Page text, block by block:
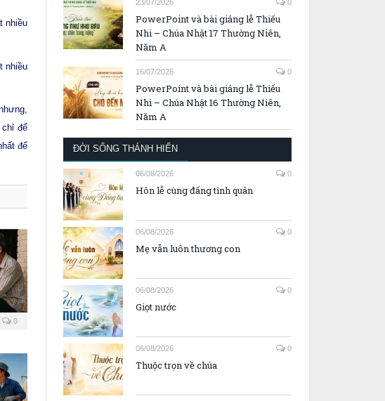
nhiều
nhiều
để
để
0
23/07/2026 0
PowerPoint và bài giảng lễ Thiếu
Nhi – Chúa Nhật 17 Thường Niên,
Năm A
16/07/2026 0
PowerPoint và bài giảng lễ Thiếu
Nhi – Chúa Nhật 16 Thường Niên,
Năm A
ĐỜI SỐNG THÁNH HIẾN
06/08/2026 0
Hôn lễ cùng đấng tình quân
06/08/2026 0
Mẹ vẫn luôn thương con
06/08/2026 0
Giọt nước
06/08/2026 0
Thuộc trọn về chúa